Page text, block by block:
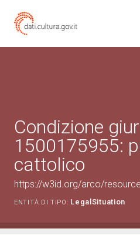
Condizione
1500175955:
cattolico
https://w3id.org/arco/
ENTITÀ DI TIPO: LegalSituation